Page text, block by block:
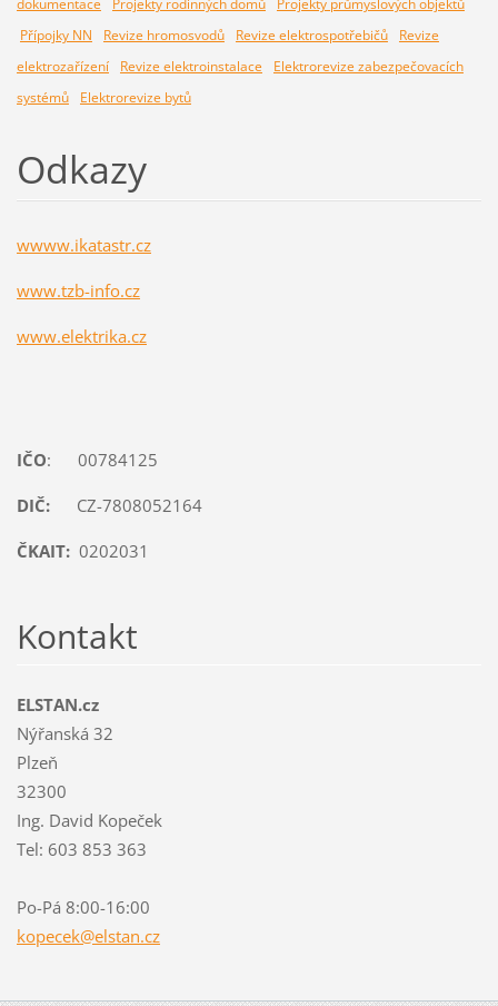
Přípojky NN
Revize hromosvodů Revize elektrospotřebičů
Revize
elektrozařízení
Revize elektroinstalace
Elektrorevize zabezpečovacích
systémů
Elektrorevize bytů
Odkazy
wwww.ikatastr.cz
www.tzb-info.cz
www.elektrika.cz
IČO: 00784125
DIČ: CZ-7808052164
ČKAIT: 0202031
Kontakt
ELSTAN.cz
Nýřanská 32
Plzeň
32300
Ing. David Kopeček
Tel: 603 853 363
Po-Pá 8:00-16:00
kopecek@elstan.cz